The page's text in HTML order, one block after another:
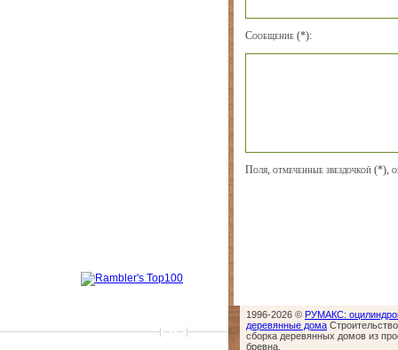
Сообщение (*):
Поля, отмеченные звездочкой (*),
1996-2026 © РУМАКС:
деревянные дома
сборка деревянных домов из
бревна.